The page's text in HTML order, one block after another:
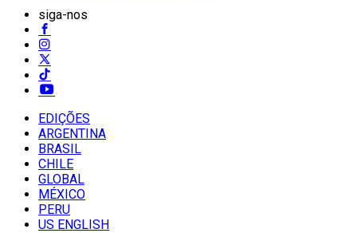
siga-nos
EDIÇÕES
ARGENTINA
BRASIL
CHILE
GLOBAL
MÉXICO
PERU
US ENGLISH